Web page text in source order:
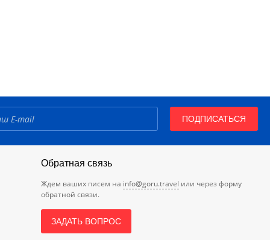
ПОДПИСАТЬСЯ
Обратная связь
Ждем ваших писем на info@goru.travel или через форму
обратной связи.
ЗАДАТЬ ВОПРОС